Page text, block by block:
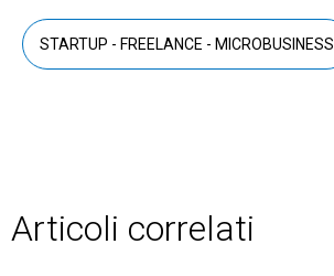
STARTUP - FREELANCE - MICROBUSINESS
Articoli correlati